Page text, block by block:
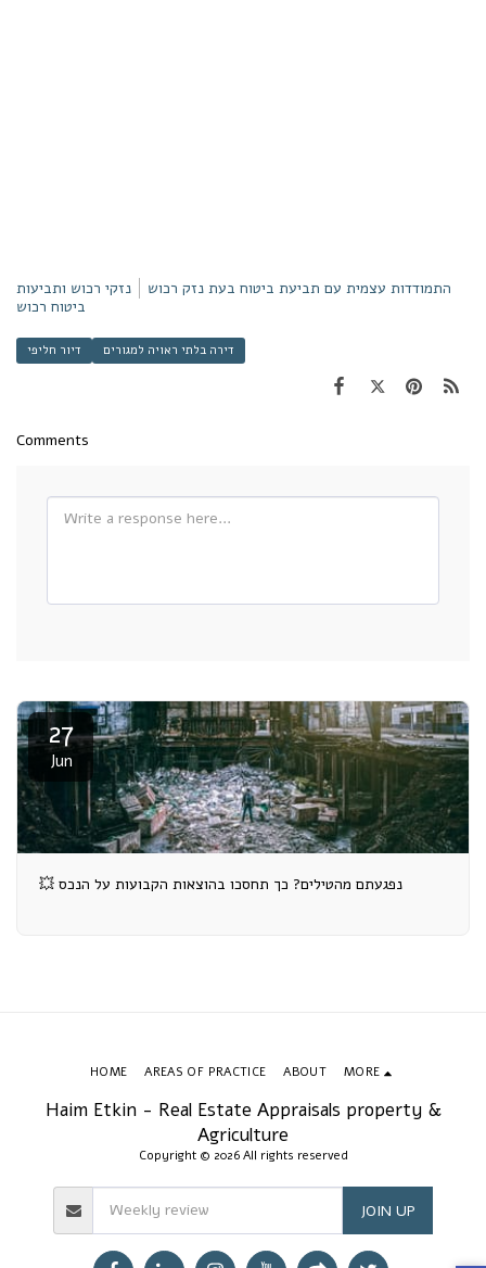
התמודדות עצמית עם תביעת ביטוח בעת נזק רכוש
נזקי רכוש ותביעות
ביטוח רכוש
דיור חליפי דירה בלתי ראויה למגורים
Comments
27
Jun
💥 נפגעתם מהטילים? כך תחסכו בהוצאות הקבועות על הנכס
Haim Etkin - Real Estate Appraisals property &
Agriculture
Copyright © 2026 All rights reserved
HOME AREAS OF PRACTICE ABOUT MORE
JOIN UP